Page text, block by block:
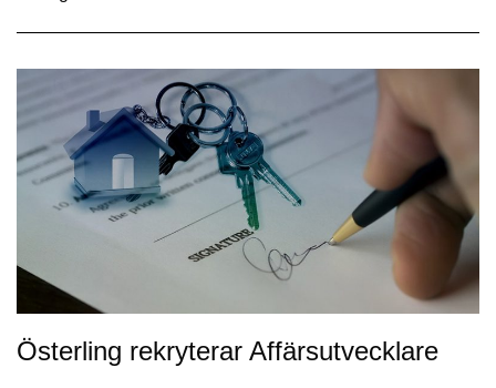
Österling rekryterar Affärsutvecklare